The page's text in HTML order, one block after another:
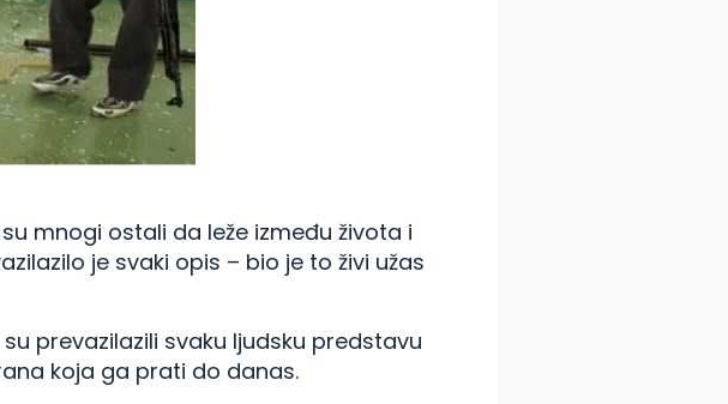
mnogi ostali da leže između života i
je svaki opis – bio je to živi užas
prevazilazili svaku ljudsku predstavu
koja ga prati do danas.